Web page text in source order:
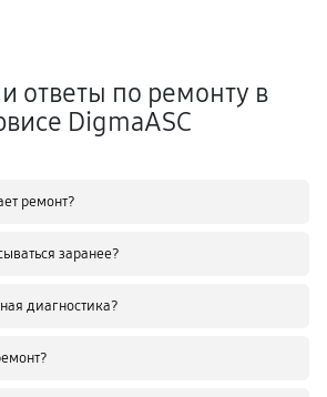
ответы по ремонту в
DigmaASC
ремонт?
заранее?
диагностика?